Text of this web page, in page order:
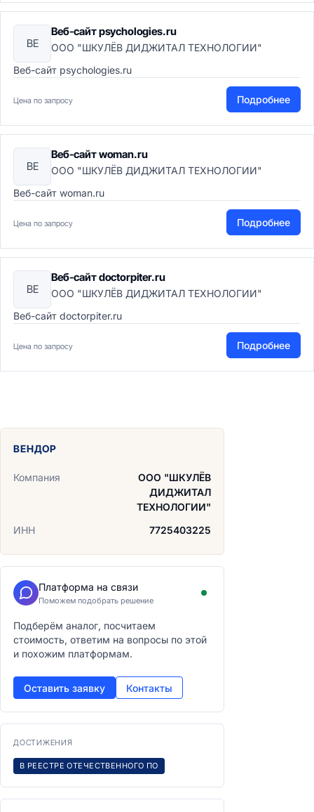
ВЕ
Веб-сайт psychologies.ru
ООО "ШКУЛЁВ ДИДЖИТАЛ ТЕХНОЛОГИИ"
Веб-сайт psychologies.ru
Цена по запросу Подробнее
ВЕ
Веб-сайт woman.ru
ООО "ШКУЛЁВ ДИДЖИТАЛ ТЕХНОЛОГИИ"
Веб-сайт woman.ru
Цена по запросу Подробнее
ВЕ
Веб-сайт doctorpiter.ru
ООО "ШКУЛЁВ ДИДЖИТАЛ ТЕХНОЛОГИИ"
Веб-сайт doctorpiter.ru
Цена по запросу Подробнее
ВЕНДОР
Компания
ООО "ШКУЛЁВ
ДИДЖИТАЛ
ТЕХНОЛОГИИ"
ИНН
7725403225
Платформа на связи
Поможем подобрать решение
Подберём аналог, посчитаем
стоимость, ответим на вопросы по этой
и похожим платформам.
Оставить заявку Контакты
ДОСТИЖЕНИЯ
В РЕЕСТРЕ ОТЕЧЕСТВЕННОГО ПО